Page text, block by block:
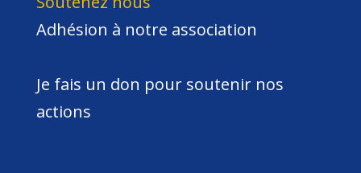
Adhésion à notre association
Je fais un don pour soutenir nos
actions